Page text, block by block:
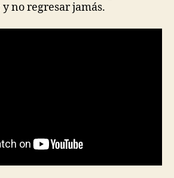
no regresar jamás.